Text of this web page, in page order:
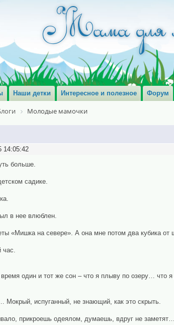
Наши детки Интересное и полезное Форум
Молодые мамочки
14:05:42
больше.
садике.
в нее влюблен.
«Мишка на севере». А она мне потом два кубика от
время один и тот же сон – что я плыву по озеру…
Мокрый, испуганный, не знающий, как это скрыть.
прикроешь одеялом, думаешь, вдруг не